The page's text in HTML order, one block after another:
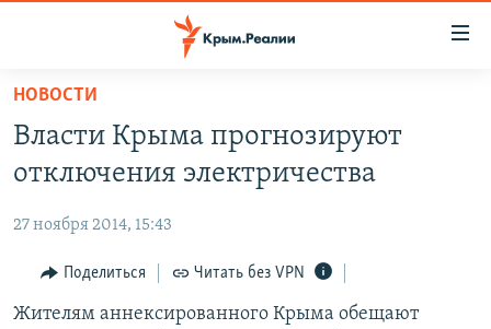
Вернуться
основному
содержанию
навигации
Вернутся
СПЕЦПРОЕКТЫ
КАРТА ВОЕННЫХ ОБЪЕКТОВ КРЫМА
11 ЛЕТ ОККУПАЦИИ КРЫМА. 11 ИСТОРИЙ СОПРОТИВЛЕНИЯ
ИСТОРИЯ
ЕЩЕ
ИНТЕРАКТИВ
РАДІО СВОБОДА
НОВОСТИ
Власти Крыма прогнозируют
отключения электричества
27 ноября 2014, 15:43
Поделиться Читать без VPN
Жителям аннексированного Крыма обещают